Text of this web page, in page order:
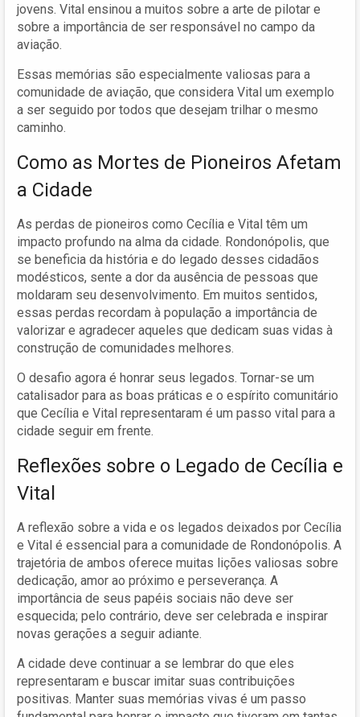
jovens. Vital ensinou a muitos sobre a arte de pilotar e
sobre a importância de ser responsável no campo da
aviação.
Essas memórias são especialmente valiosas para a
comunidade de aviação, que considera Vital um exemplo
a ser seguido por todos que desejam trilhar o mesmo
caminho.
Como as Mortes de Pioneiros Afetam
a Cidade
As perdas de pioneiros como Cecília e Vital têm um
impacto profundo na alma da cidade. Rondonópolis, que
se beneficia da história e do legado desses cidadãos
modésticos, sente a dor da ausência de pessoas que
moldaram seu desenvolvimento. Em muitos sentidos,
essas perdas recordam à população a importância de
valorizar e agradecer aqueles que dedicam suas vidas à
construção de comunidades melhores.
O desafio agora é honrar seus legados. Tornar-se um
catalisador para as boas práticas e o espírito comunitário
que Cecília e Vital representaram é um passo vital para a
cidade seguir em frente.
Reflexões sobre o Legado de Cecília e
Vital
A reflexão sobre a vida e os legados deixados por Cecília
e Vital é essencial para a comunidade de Rondonópolis. A
trajetória de ambos oferece muitas lições valiosas sobre
dedicação, amor ao próximo e perseverança. A
importância de seus papéis sociais não deve ser
esquecida; pelo contrário, deve ser celebrada e inspirar
novas gerações a seguir adiante.
A cidade deve continuar a se lembrar do que eles
representaram e buscar imitar suas contribuições
positivas. Manter suas memórias vivas é um passo